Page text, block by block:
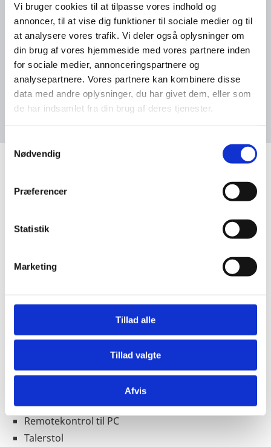
Vi bruger cookies til at tilpasse vores indhold og
annoncer, til at vise dig funktioner til sociale medier og til
at analysere vores trafik. Vi deler også oplysninger om
din brug af vores hjemmeside med vores partnere inden
for sociale medier, annonceringspartnere og
analysepartnere. Vores partnere kan kombinere disse
data med andre oplysninger, du har givet dem, eller som
de har indsamlet fra din brug af deres tjenester.
Nødvendig
Præferencer
Statistik
Marketing
Tillad alle
Tillad valgte
Afvis
Heldagsmødepakke - frokostbuffet
Heldagsmødepakke - frokostsandwich
Halvdagsmødepakker
Inklusiv i prisen ved
Stormskærmsprojektor
Frit tilgængeligt Wi-Fi i hele huset
Panel med mikrofoner
Videokonference (Skype, Teams)
Whiteboard
Registreringsborde ved indgang eller uden for
mødesal
Remotekontrol til PC
Talerstol